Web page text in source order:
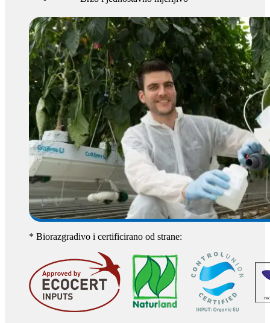
* Biorazgradivo i certificirano od strane: